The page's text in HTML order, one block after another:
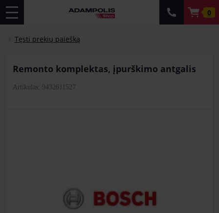
0
Tęsti prekių paiešką
remonto komplektas, įpurškimo antgalis
Artikulas: 9432611527